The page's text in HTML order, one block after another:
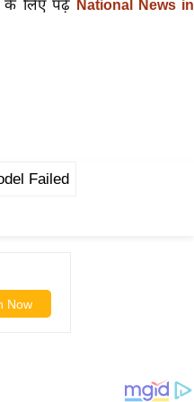
के लिए पढ़ें National News in
Failed